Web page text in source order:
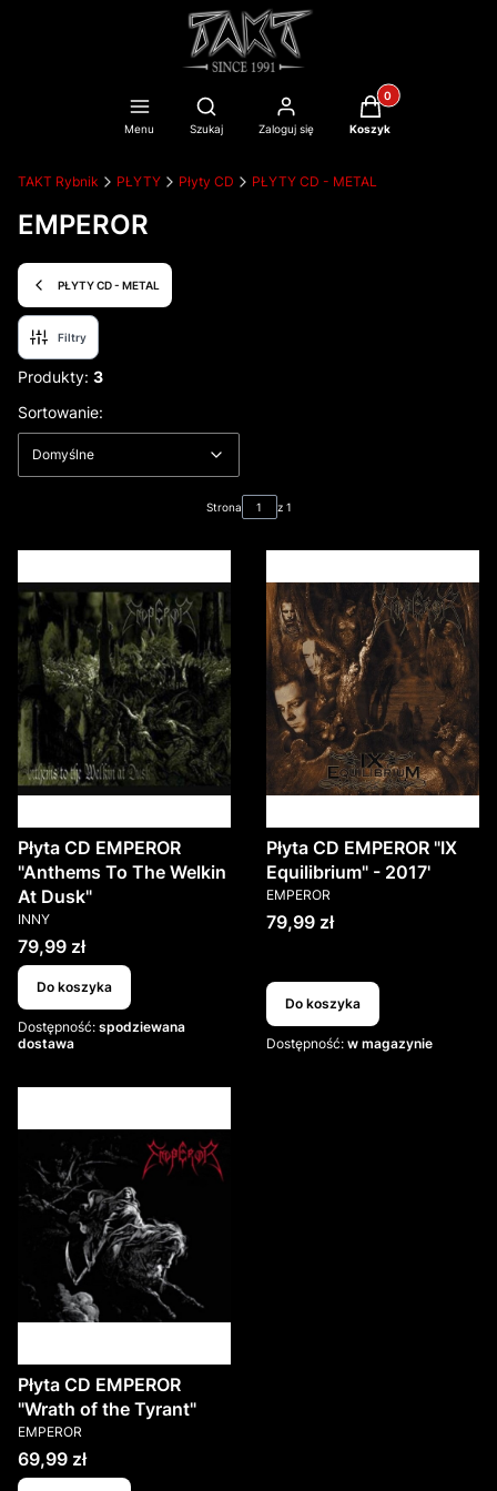
Menu
Otwórz wyszukiwarkę
Szukaj Zaloguj się
Produkty w
Koszyk
TAKT Rybnik PŁYTY Płyty CD PŁYTY CD - METAL
EMPEROR
PŁYTY CD - METAL
Filtry
Produkty: 3
Lista produktów
Sortowanie:
Domyślne
Strona z 1
Płyta CD EMPEROR
"Anthems To The Welkin
At Dusk"
PRODUCENT
INNY
Cena
79,99 zł
Do koszyka
Dostępność: spodziewana
dostawa
Płyta CD EMPEROR "IX
Equilibrium" - 2017'
PRODUCENT
EMPEROR
Cena
79,99 zł
Do koszyka
Dostępność: w magazynie
Płyta CD EMPEROR
"Wrath of the Tyrant"
PRODUCENT
EMPEROR
Cena
69,99 zł